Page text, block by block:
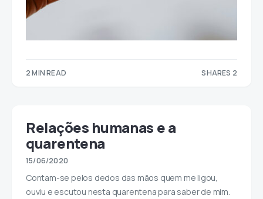
2 MIN READ SHARES 2
Relações humanas e a
quarentena
15/06/2020
Contam-se pelos dedos das mãos quem me ligou,
ouviu e escutou nesta quarentena para saber de mim.